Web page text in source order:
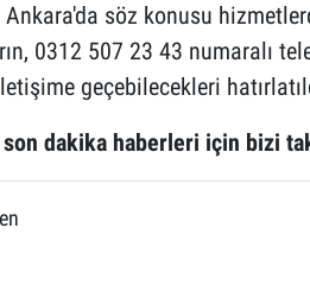
Ankara'da söz konusu
0312 507 23 43 numaralı
geçebilecekleri
son dakika haberleri için bizi